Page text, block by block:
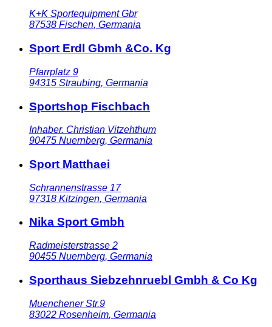
K+K Sportequipment Gbr
87538 Fischen, Germania
Sport Erdl Gbmh &Co. Kg
Pfarrplatz 9
94315 Straubing, Germania
Sportshop Fischbach
Inhaber. Christian Vitzehthum
90475 Nuernberg, Germania
Sport Matthaei
Schrannenstrasse 17
97318 Kitzingen, Germania
Nika Sport Gmbh
Radmeisterstrasse 2
90455 Nuernberg, Germania
Sporthaus Siebzehnruebl Gmbh & Co Kg
Muenchener Str.9
83022 Rosenheim, Germania